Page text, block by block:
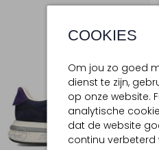
COOKIES
Om jou zo goed
dienst te zijn,
op onze website.
analytische
dat de website
continu verbeterd